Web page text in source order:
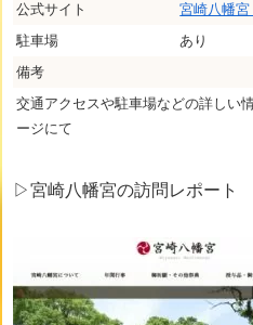
公式サイト
宮崎八幡
駐車場
あり
備考
交通アクセスや駐車場などの詳しい
ージにて
▷宮崎八幡宮の訪問レポート